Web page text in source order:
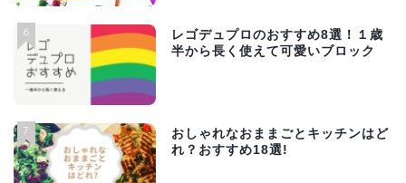
6
レゴデュプロのおすすめ8選！１歳
半から長く使えて可愛いブロック
7
おしゃれなおままごとキッチンはど
れ？おすすめ18選!